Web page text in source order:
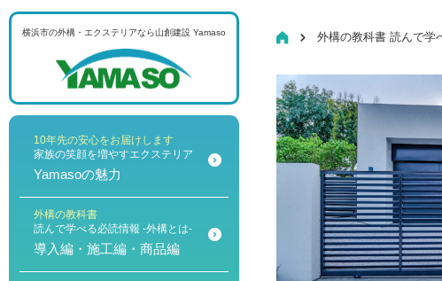
横浜市の外構・エクステリアなら山創建設 Yamaso
10年先の安心をお届けします
家族の笑顔を増やすエクステリア
Yamasoの魅力
外構の教科書
読んで学べる必読情報 -外構とは-
導入編・施工編・商品編
HOME外構の教科書 読んで学